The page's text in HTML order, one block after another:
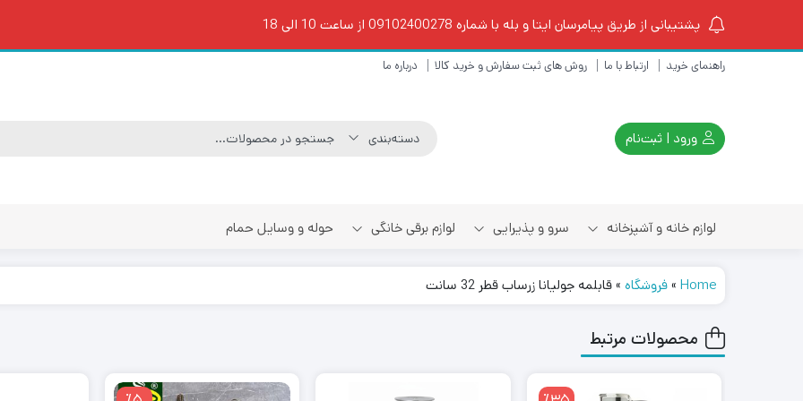
پشتیبانی از طریق پیامرسان ایتا و بله با شماره 09102400278 از ساعت 10 الی 18
راهنمای خرید ارتباط با ما روش های ثبت سفارش و خرید کالا درباره ما
ورود | ثبت‌نام
لوازم خانه و آشپزخانه سرو و پذیرایی لوازم برقی خانگی
اسپرسو ساز و قهوه ساز
حوله و وسایل حمام
Home
»فروشگاه »قابلمه جولیانا زرساب قطر 32 سانت
محصولات مرتبط